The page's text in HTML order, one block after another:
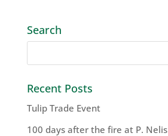
Search
Recent Posts
Tulip Trade Event
100 days after the fire at P. Nelis